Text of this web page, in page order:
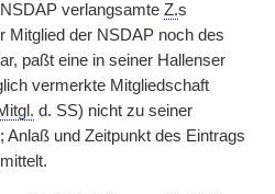
verlangsamte Z.s
Mitglied der NSDAP noch des
paßt eine in seiner Hallenser
vermerkte Mitgliedschaft
d. SS) nicht zu seiner
Anlaß und Zeitpunkt des Eintrags